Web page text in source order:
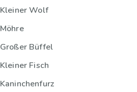
Kleiner Wolf
Möhre
Großer Büffel
Kleiner Fisch
Kaninchenfurz